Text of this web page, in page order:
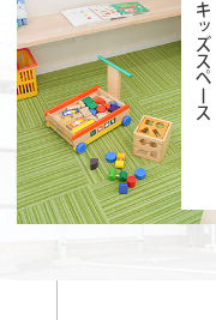
キッズスペース